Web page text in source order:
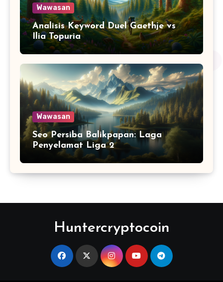
Wawasan
Analisis Keyword Duel Gaethje vs
Ilia Topuria
Wawasan
Seo Persiba Balikpapan: Laga
Penyelamat Liga 2
Huntercryptocoin